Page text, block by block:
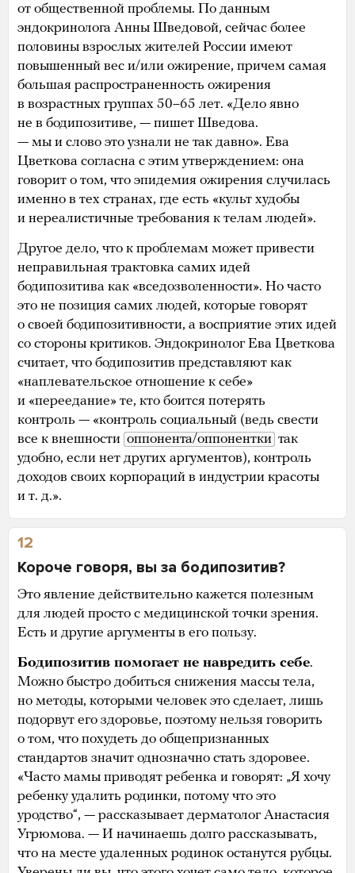
от общественной проблемы. По данным
эндокринолога Анны Шведовой, сейчас более
половины взрослых жителей России имеют
повышенный вес и/или ожирение, причем самая
большая распространенность ожирения
в возрастных группах 50–65 лет. «Дело явно
не в бодипозитиве, — пишет Шведова.
— мы и слово это узнали не так давно». Ева
Цветкова согласна с этим утверждением: она
говорит о том, что эпидемия ожирения случилась
именно в тех странах, где есть «культ худобы
и нереалистичные требования к телам людей».
Другое дело, что к проблемам может привести
неправильная трактовка самих идей
бодипозитива как «вседозволенности». Но часто
это не позиция самих людей, которые говорят
о своей бодипозитивности, а восприятие этих идей
со стороны критиков. Эндокринолог Ева Цветкова
считает, что бодипозитив представляют как
«наплевательское отношение к себе»
и «переедание» те, кто боится потерять
контроль — «контроль социальный (ведь свести
все к внешности оппонента/оппонентки так
удобно, если нет других аргументов), контроль
доходов своих корпораций в индустрии красоты
и т. д.».
12
Короче говоря, вы за бодипозитив?
Это явление действительно кажется полезным
для людей просто с медицинской точки зрения.
Есть и другие аргументы в его пользу.
Бодипозитив помогает не навредить себе.
Можно быстро добиться снижения массы тела,
но методы, которыми человек это сделает, лишь
подорвут его здоровье, поэтому нельзя говорить
о том, что похудеть до общепризнанных
стандартов значит однозначно стать здоровее.
«Часто мамы приводят ребенка и говорят: „Я хочу
ребенку удалить родинки, потому что это
уродство“, — рассказывает дерматолог Анастасия
Угрюмова. — И начинаешь долго рассказывать,
что на месте удаленных родинок останутся рубцы.